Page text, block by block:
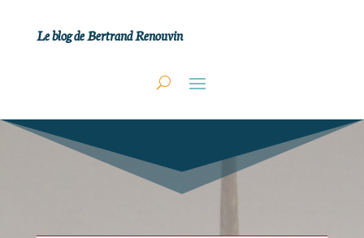
Le blog de Bertrand Renouvin